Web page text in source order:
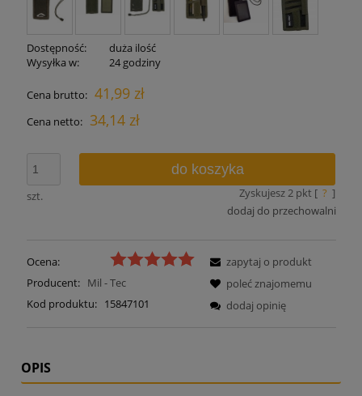
Dostępność:
duża ilość
Wysyłka w:
24 godziny
Cena brutto: 41,99 zł
Cena netto: 34,14 zł
szt.
do koszyka
Zyskujesz2 pkt [ ? ]
dodaj do przechowalni
Ocena:
Producent: Mil - Tec
Kod produktu: 15847101
zapytaj o produkt
poleć znajomemu
dodaj opinię
OPIS